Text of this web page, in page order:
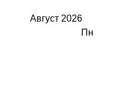
Август 2026
Пн